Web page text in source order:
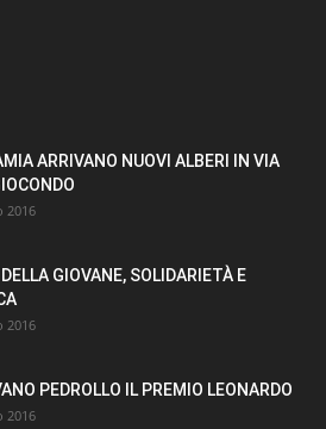
ARRIVANO NUOVI ALBERI IN VIA
2016
GIOVANE, SOLIDARIETÀ E
2016
PEDROLLO IL PREMIO LEONARDO
2016